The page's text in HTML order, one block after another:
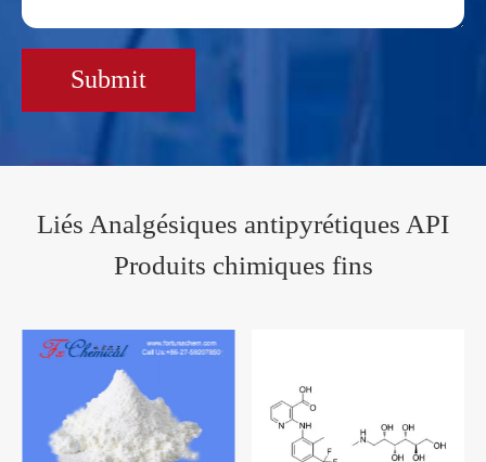
Submit
Liés Analgésiques antipyrétiques API
Produits chimiques fins